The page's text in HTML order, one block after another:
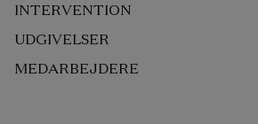
INTERVENTION
UDGIVELSER
MEDARBEJDERE